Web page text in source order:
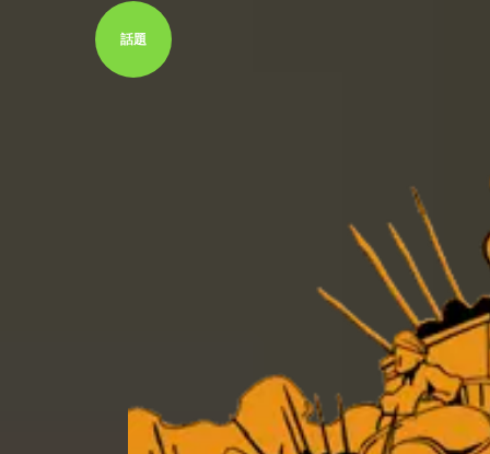
話題